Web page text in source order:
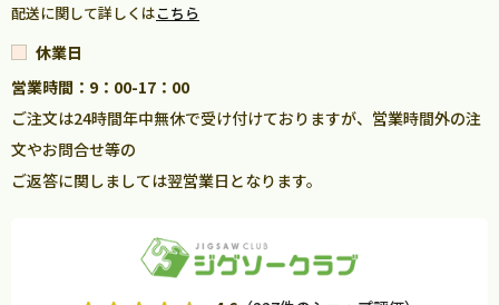
配送に関して詳しくはこちら
休業日
営業時間：9：00-17：00
ご注文は24時間年中無休で受け付けておりますが、営業時間外の注
文やお問合せ等の
ご返答に関しましては翌営業日となります。